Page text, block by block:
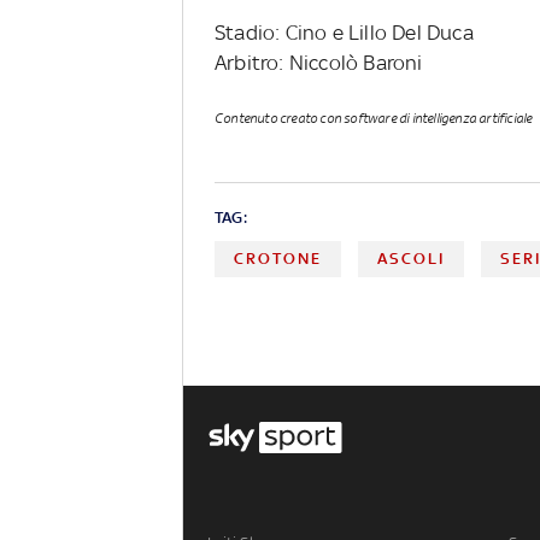
Stadio: Cino e Lillo Del Duca
Arbitro: Niccolò Baroni
Contenuto creato con software di intelligenza artificiale
TAG:
CROTONE ASCOLI